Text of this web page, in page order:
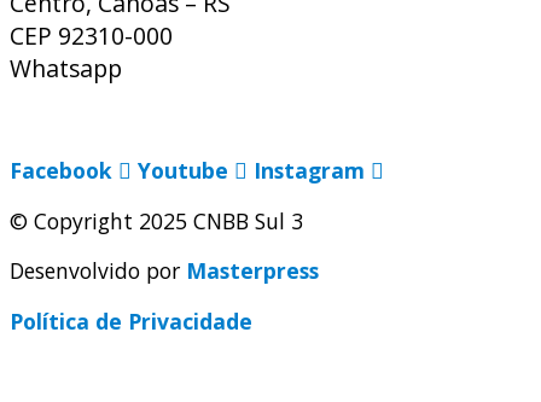
CEP 92310-000
Whatsapp
Facebook
Youtube
Instagram
© Copyright 2025 CNBB Sul 3
Desenvolvido por Masterpress
Política de Privacidade